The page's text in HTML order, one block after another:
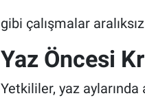
gibi çalışmalar
Yaz Öncesi
Yetkililer, yaz aylarında